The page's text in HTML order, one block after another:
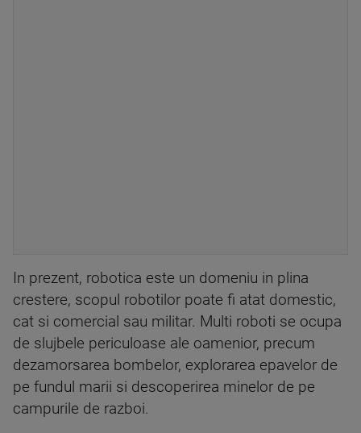
In prezent, robotica este un domeniu in plina
crestere, scopul robotilor poate fi atat domestic,
cat si comercial sau militar. Multi roboti se ocupa
de slujbele periculoase ale oamenior, precum
dezamorsarea bombelor, explorarea epavelor de
pe fundul marii si descoperirea minelor de pe
campurile de razboi.